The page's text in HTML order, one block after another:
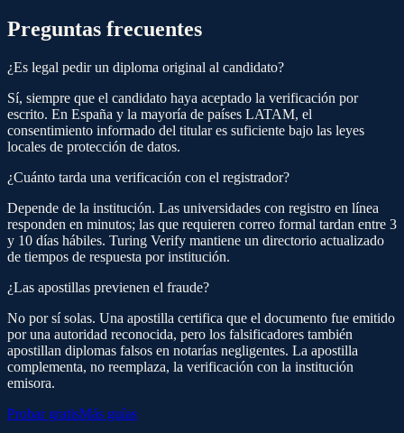
Preguntas frecuentes
¿Es legal pedir un diploma original al candidato?
Sí, siempre que el candidato haya aceptado la verificación por
escrito. En España y la mayoría de países LATAM, el
consentimiento informado del titular es suficiente bajo las leyes
locales de protección de datos.
¿Cuánto tarda una verificación con el registrador?
Depende de la institución. Las universidades con registro en línea
responden en minutos; las que requieren correo formal tardan entre 3
y 10 días hábiles. Turing Verify mantiene un directorio actualizado
de tiempos de respuesta por institución.
¿Las apostillas previenen el fraude?
No por sí solas. Una apostilla certifica que el documento fue emitido
por una autoridad reconocida, pero los falsificadores también
apostillan diplomas falsos en notarías negligentes. La apostilla
complementa, no reemplaza, la verificación con la institución
emisora.
Probar gratisMás guías